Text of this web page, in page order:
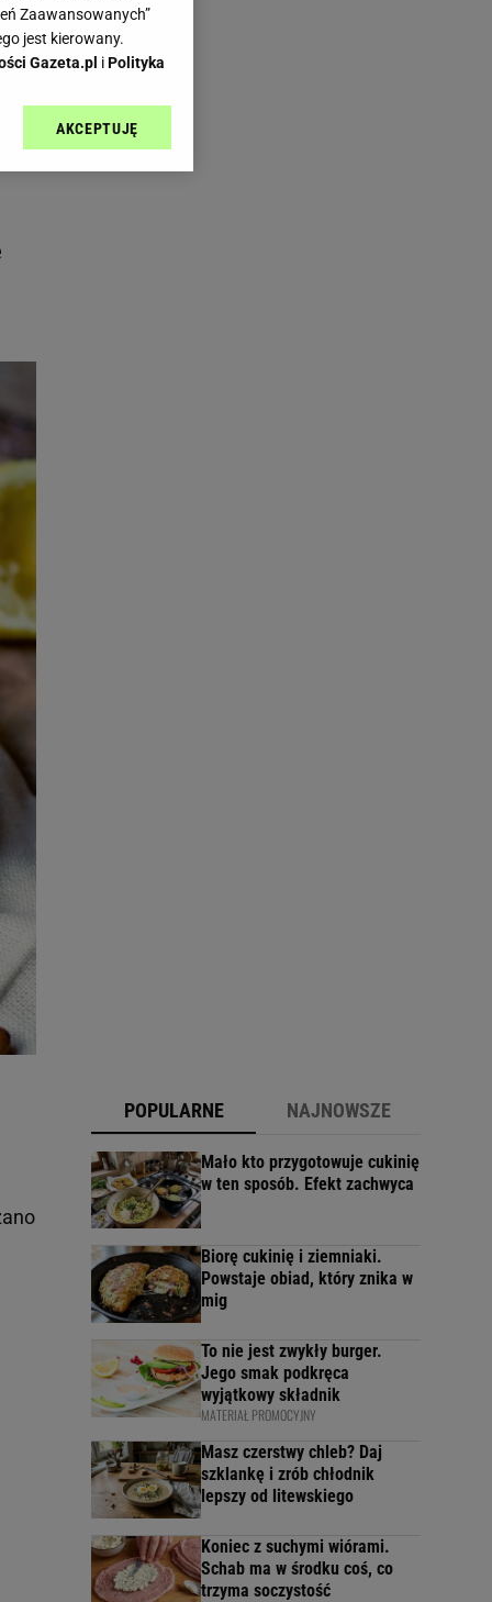
POPULARNE NAJNOWSZE
Mało kto przygotowuje cukinię
w ten sposób. Efekt zachwyca
Biorę cukinię i ziemniaki.
Powstaje obiad, który znika w
mig
To nie jest zwykły burger.
Jego smak podkręca
wyjątkowy składnik
MATERIAŁ PROMOCYJNY
Masz czerstwy chleb? Daj
szklankę i zrób chłodnik
lepszy od litewskiego
Koniec z suchymi wiórami.
Schab ma w środku coś, co
trzyma soczystość
Zaawansowanych”
jest kierowany.
Gazeta.pl iPolityka
sp. z o.o., jej
AKCEPTUJĘ